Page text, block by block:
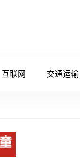
互联网 交通运输